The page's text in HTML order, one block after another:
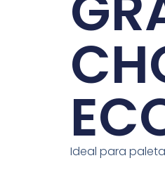
Ideal para